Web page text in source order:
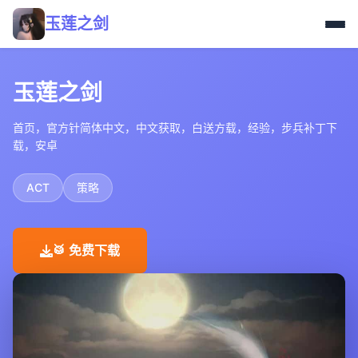
玉莲之剑
玉莲之剑
首页，官方针简体中文，中文获取，白送方载，经验，步兵补丁下
载，安卓
ACT 策略
🥁 免费下载